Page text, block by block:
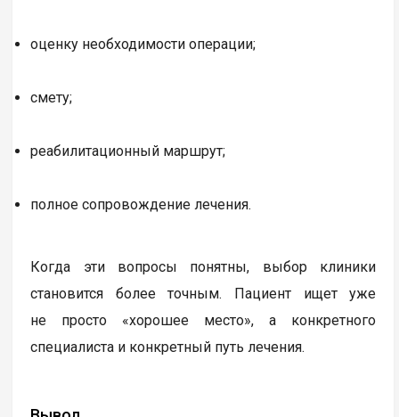
оценку необходимости операции;
смету;
реабилитационный маршрут;
полное сопровождение лечения.
Когда эти вопросы понятны, выбор клиники
становится более точным. Пациент ищет уже
не просто «хорошее место», а конкретного
специалиста и конкретный путь лечения.